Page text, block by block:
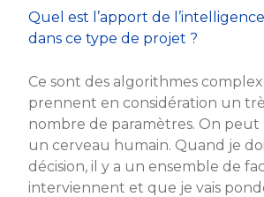
Quel est l’apport de
dans ce type de projet ?
Ce sont des algorithmes
prennent en considération un
nombre de paramètres. On peut
un cerveau humain. Quand je
décision, il y a un ensemble de
interviennent et que je vais